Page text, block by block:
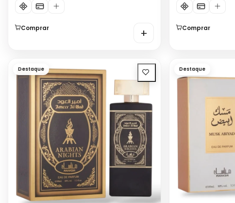
Comprar + Comprar
Destaque Destaque